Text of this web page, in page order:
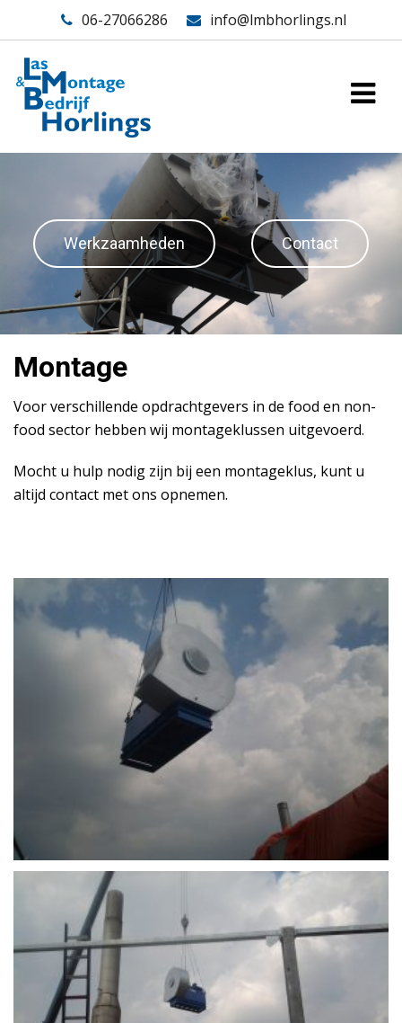
06-27066286 info@lmbhorlings.nl
Werkzaamheden Contact
Montage
Voor verschillende opdrachtgevers in de food en non-
food sector hebben wij montageklussen uitgevoerd.
Mocht u hulp nodig zijn bij een montageklus, kunt u
altijd contact met ons opnemen.